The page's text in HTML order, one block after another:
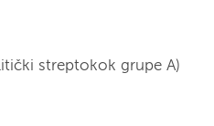
streptokok grupe A)